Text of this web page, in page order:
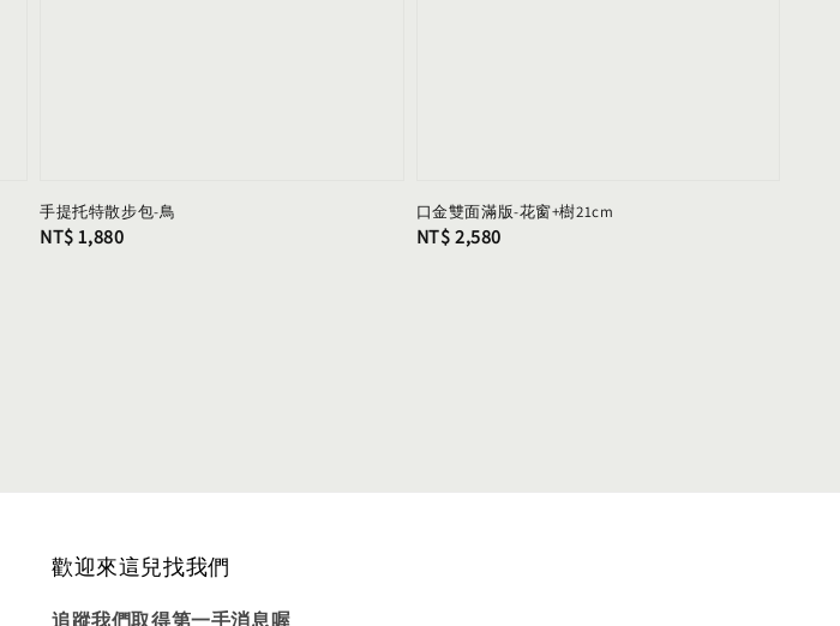
手提托特散步包-鳥
Regular
NT$ 1,880
口金雙面滿版-花窗+樹21cm
Regular
NT$ 2,580
歡迎來這兒找我們
追蹤我們取得第一手消息喔